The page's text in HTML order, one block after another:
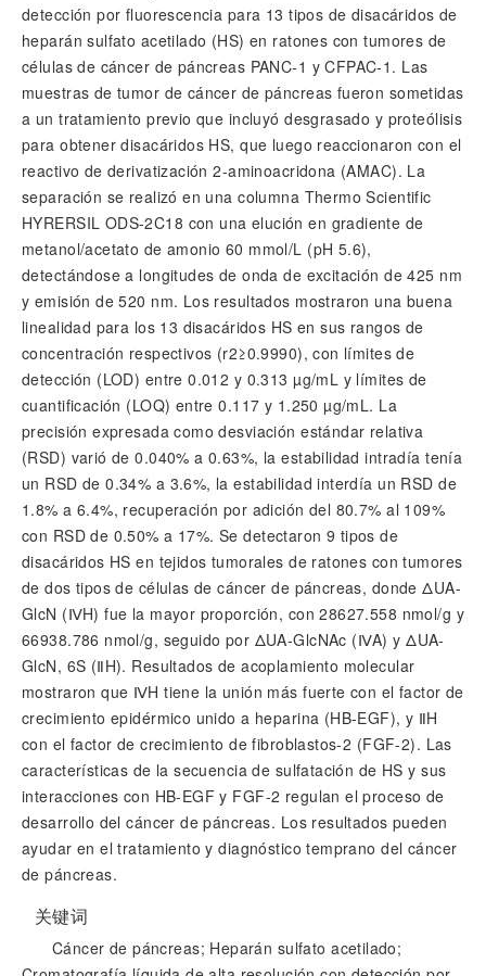
detección por fluorescencia para 13 tipos de disacáridos de
heparán sulfato acetilado (HS) en ratones con tumores de
células de cáncer de páncreas PANC-1 y CFPAC-1. Las
muestras de tumor de cáncer de páncreas fueron sometidas
a un tratamiento previo que incluyó desgrasado y proteólisis
para obtener disacáridos HS, que luego reaccionaron con el
reactivo de derivatización 2-aminoacridona (AMAC). La
separación se realizó en una columna Thermo Scientific
HYRERSIL ODS-2C18 con una elución en gradiente de
metanol/acetato de amonio 60 mmol/L (pH 5.6),
detectándose a longitudes de onda de excitación de 425 nm
y emisión de 520 nm. Los resultados mostraron una buena
linealidad para los 13 disacáridos HS en sus rangos de
concentración respectivos (r2≥0.9990), con límites de
detección (LOD) entre 0.012 y 0.313 µg/mL y límites de
cuantificación (LOQ) entre 0.117 y 1.250 µg/mL. La
precisión expresada como desviación estándar relativa
(RSD) varió de 0.040% a 0.63%, la estabilidad intradía tenía
un RSD de 0.34% a 3.6%, la estabilidad interdía un RSD de
1.8% a 6.4%, recuperación por adición del 80.7% al 109%
con RSD de 0.50% a 17%. Se detectaron 9 tipos de
disacáridos HS en tejidos tumorales de ratones con tumores
de dos tipos de células de cáncer de páncreas, donde ΔUA-
GlcN (ⅣH) fue la mayor proporción, con 28627.558 nmol/g y
66938.786 nmol/g, seguido por ΔUA-GlcNAc (ⅣA) y ΔUA-
GlcN, 6S (ⅡH). Resultados de acoplamiento molecular
mostraron que ⅣH tiene la unión más fuerte con el factor de
crecimiento epidérmico unido a heparina (HB-EGF), y ⅡH
con el factor de crecimiento de fibroblastos-2 (FGF-2). Las
características de la secuencia de sulfatación de HS y sus
interacciones con HB-EGF y FGF-2 regulan el proceso de
desarrollo del cáncer de páncreas. Los resultados pueden
ayudar en el tratamiento y diagnóstico temprano del cáncer
de páncreas.
关键词
Cáncer de páncreas; Heparán sulfato acetilado;